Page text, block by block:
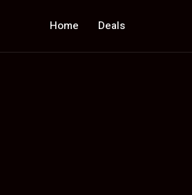
Home Deals